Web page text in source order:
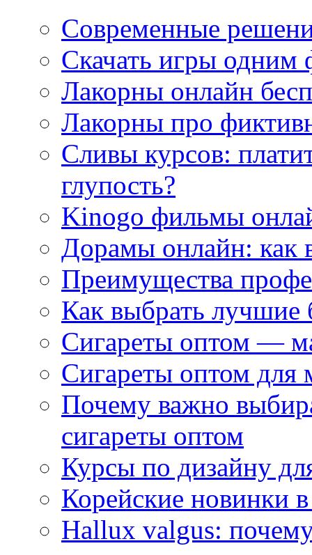
Современные
Скачать игры одним
Лакорны онлайн
Лакорны про
Сливы курсов:
глупость?
Kinogo фильмы
Дорамы онлайн: как
Преимущества
Как выбрать
Сигареты оптом —
Сигареты оптом для
Почему важно
сигареты оптом
Курсы по дизайну
Корейские новинки
Hallux valgus: почему